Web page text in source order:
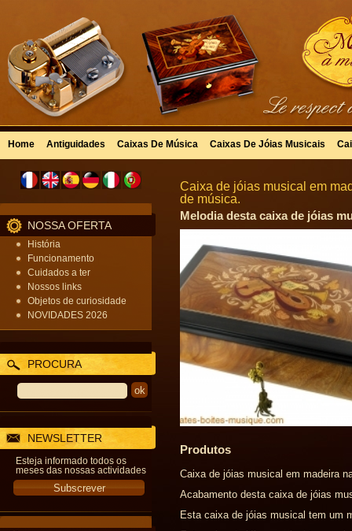
Home Antiguidades Caixas De Música Caixas De Jóias Musicais
NOSSA OFERTA
História
Funcionamento
Cuidados a ter
Nossos links
Objetos de curiosidade
NOVIDADES 2026
PROCURA
NEWSLETTER
Esteja informado todos os
meses das nossas actividades
Caixa de jóias musical em
de música.
Melodia desta caixa de jóias
Produtos
Caixa de jóias musical em madeira
Acabamento desta caixa de jóias
Esta caixa de jóias musical tem um